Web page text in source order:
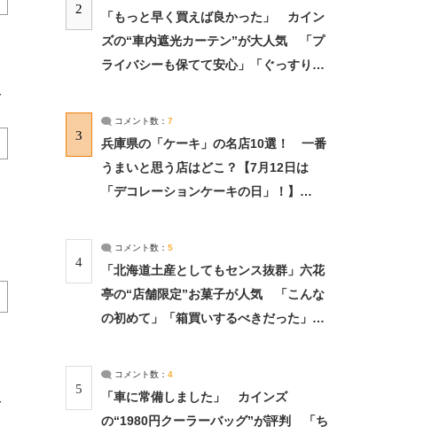
2
「もっと早く買えば良かった」 カイン
ズの“車内遮光カーテン”が大人気 「プ
ライバシーも保てて安心」「ぐっすり眠
3
コメント数： 7
兵庫県の「ケーキ」の名店10選！ 一番
うまいと思う店はどこ？【7月12日は
「デコレーションケーキの日」！】
4
コメント数： 5
「北海道土産としてもセンス抜群」六花
亭の“店舗限定”お菓子が人気 「こんな
の初めて」「箱買いするべきだった」
5
コメント数： 4
「車に常備しました」 カインズ
の“1980円クーラーバッグ”が評判 「ち